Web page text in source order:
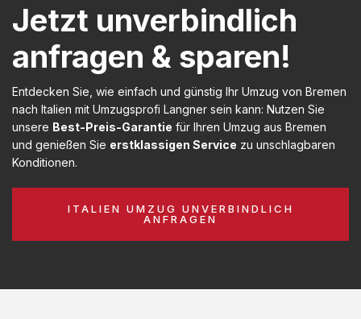
Jetzt unverbindlich
anfragen & sparen!
Entdecken Sie, wie einfach und günstig Ihr Umzug von Bremen
nach Italien mit Umzugsprofi Langner sein kann: Nutzen Sie
unsere Best-Preis-Garantie für Ihren Umzug aus Bremen
und genießen Sie erstklassigen Service zu unschlagbaren
Konditionen.
ITALIEN UMZUG UNVERBINDLICH
ANFRAGEN